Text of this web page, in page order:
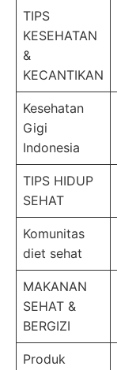
TIPS
KESEHATAN
&
KECANTIKAN
Kesehatan
Gigi
Indonesia
TIPS HIDUP
SEHAT
Komunitas
diet sehat
MAKANAN
SEHAT &
BERGIZI
Produk